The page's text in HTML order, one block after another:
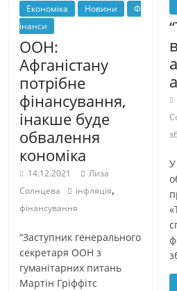
Економіка Новини
Ф
інанси
ООН:
Афганістану
потрібне
фінансування,
інакше буде
обвалення
кономіка
14.12.2021
Лиза
Солнцева
інфляція,
фінансування
“Заступник генерального
секретаря ООН з
гуманітарних питань
Мартін Гріффітс
У